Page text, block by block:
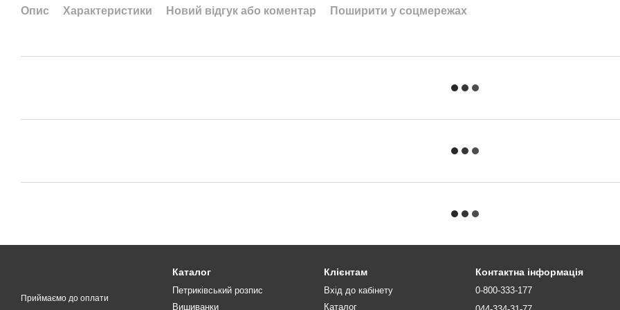
Опис Характеристики Новий відгук або коментар Поширити у соцмережах
Приймаємо до оплати
Каталог
Петриківський розпис
Вишиванки
Клієнтам
Вхід до кабінету
Каталог
Контактна інформація
0-800-333-177